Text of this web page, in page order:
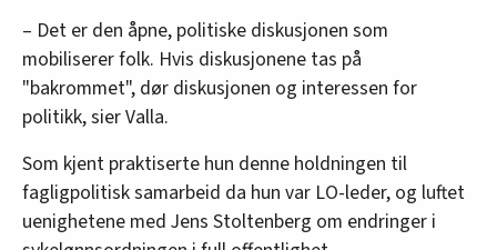
– Det er den åpne, politiske diskusjonen som
mobiliserer folk. Hvis diskusjonene tas på
"bakrommet", dør diskusjonen og interessen for
politikk, sier Valla.
Som kjent praktiserte hun denne holdningen til
fagligpolitisk samarbeid da hun var LO-leder, og luftet
uenighetene med Jens Stoltenberg om endringer i